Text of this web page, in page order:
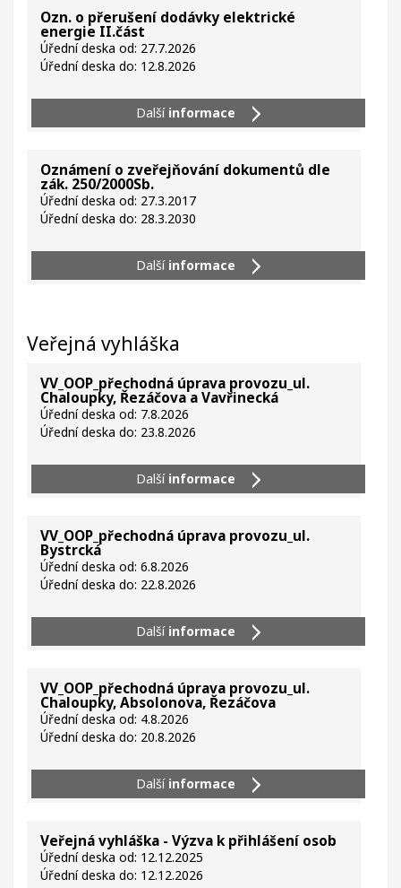
Ozn. o přerušení dodávky elektrické
energie II.část
Úřední deska od: 27.7.2026
Úřední deska do: 12.8.2026
Další informace
Oznámení o zveřejňování dokumentů dle
zák. 250/2000Sb.
Úřední deska od: 27.3.2017
Úřední deska do: 28.3.2030
Další informace
Veřejná vyhláška
VV_OOP_přechodná úprava provozu_ul.
Chaloupky, Řezáčova a Vavřinecká
Úřední deska od: 7.8.2026
Úřední deska do: 23.8.2026
Další informace
VV_OOP_přechodná úprava provozu_ul.
Bystrcká
Úřední deska od: 6.8.2026
Úřední deska do: 22.8.2026
Další informace
VV_OOP_přechodná úprava provozu_ul.
Chaloupky, Absolonova, Řezáčova
Úřední deska od: 4.8.2026
Úřední deska do: 20.8.2026
Další informace
Veřejná vyhláška - Výzva k přihlášení osob
Úřední deska od: 12.12.2025
Úřední deska do: 12.12.2026